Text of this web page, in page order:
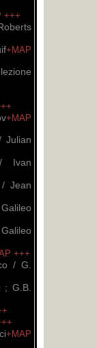
+++
+MAP
+MAP
Julian
Ivan
Jean
+++
/ G.
; G.B.
+MAP